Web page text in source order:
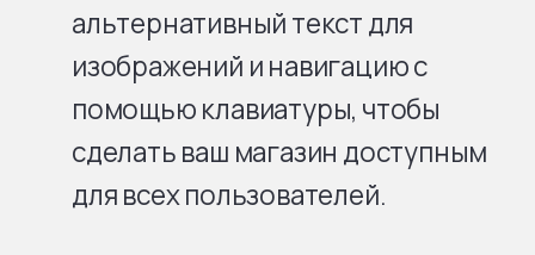
альтернативный текст для
изображений и навигацию с
помощью клавиатуры, чтобы
сделать ваш магазин доступным
для всех пользователей.